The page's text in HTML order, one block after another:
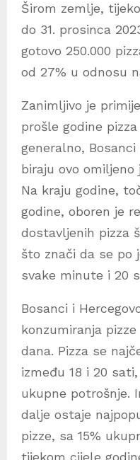
Širom zemlje,
do 31. prosinca
gotovo 250.000
od 27% u odnosu
Zanimljivo je
prošle godine
generalno,
biraju ovo omiljeno
Na kraju godine,
godine, oboren je
dostavljenih pizza
što znači da se po
svake minute i 20
Bosanci i
konzumiranja
dana. Pizza se
između 18 i 20
ukupne potrošnje.
dalje ostaje
pizze, sa 15%
tijekom cijele